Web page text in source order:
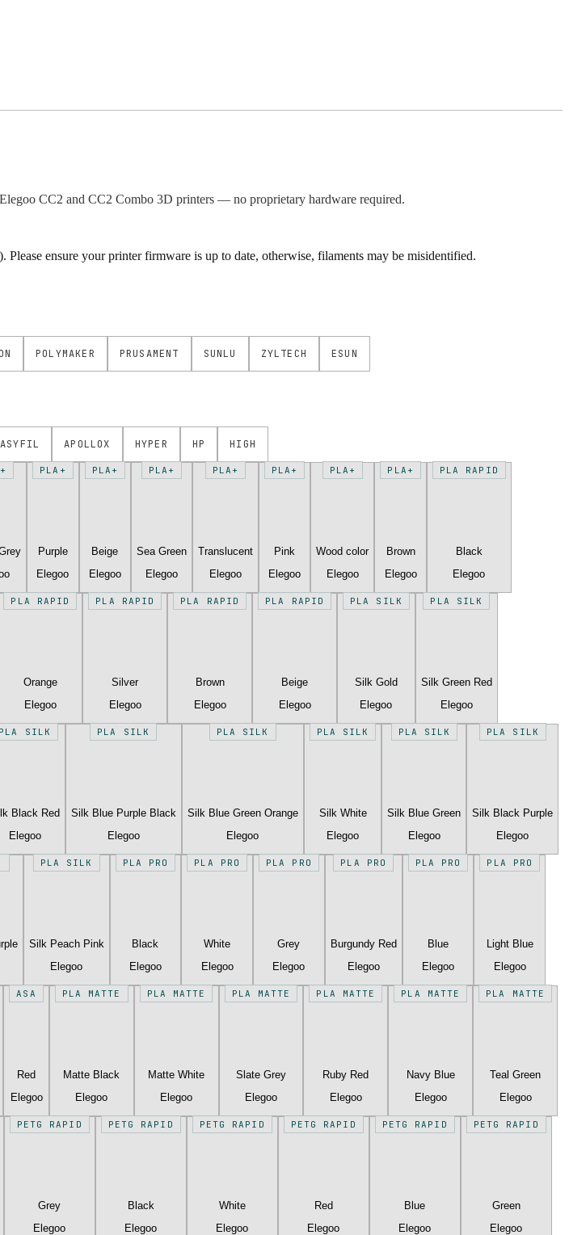
CC2 and CC2 Combo 3D printers — no proprietary hardware required.
ensure your printer firmware is up to date, otherwise, filaments may be misidentified.
POLYMAKER PRUSAMENT SUNLU ZYLTECH ESUN
APOLLOX HYPER HP HIGH
PLA+
Purple
Elegoo
PLA+
Beige
Elegoo
PLA+
Sea Green
Elegoo
PLA+
Translucent
Elegoo
PLA+
Pink
Elegoo
PLA+
Wood color
Elegoo
PLA+
Brown
Elegoo
PLA RAPID
Black
Elegoo
PLA RAPID
Orange
Elegoo
PLA RAPID
Silver
Elegoo
PLA RAPID
Brown
Elegoo
PLA RAPID
Beige
Elegoo
PLA SILK
Silk Gold
Elegoo
PLA SILK
Silk Green Red
Elegoo
PLA SILK
Black Red
Elegoo
PLA SILK
Silk Blue Purple Black
Elegoo
PLA SILK
Silk Blue Green Orange
Elegoo
PLA SILK
Silk White
Elegoo
PLA SILK
Silk Blue Green
Elegoo
PLA SILK
Silk Black Purple
Elegoo
PLA SILK
Silk Peach Pink
Elegoo
PLA PRO
Black
Elegoo
PLA PRO
White
Elegoo
PLA PRO
Grey
Elegoo
PLA PRO
Burgundy Red
Elegoo
PLA PRO
Blue
Elegoo
PLA PRO
Light Blue
Elegoo
ASA
Red
Elegoo
PLA MATTE
Matte Black
Elegoo
PLA MATTE
Matte White
Elegoo
PLA MATTE
Slate Grey
Elegoo
PLA MATTE
Ruby Red
Elegoo
PLA MATTE
Navy Blue
Elegoo
PLA MATTE
Teal Green
Elegoo
PETG RAPID
Grey
Elegoo
PETG RAPID
Black
Elegoo
PETG RAPID
White
Elegoo
PETG RAPID
Red
Elegoo
PETG RAPID
Blue
Elegoo
PETG RAPID
Green
Elegoo